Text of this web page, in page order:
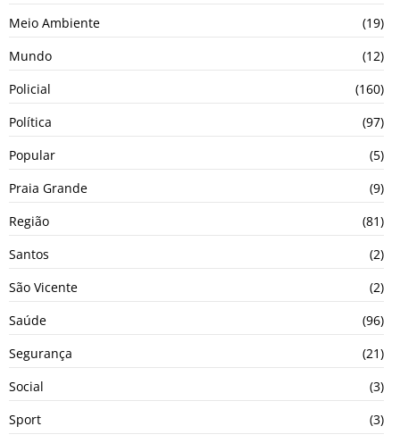
Meio Ambiente
(19)
Mundo
(12)
Policial
(160)
Política
(97)
Popular
(5)
Praia Grande
(9)
Região
(81)
Santos
(2)
São Vicente
(2)
Saúde
(96)
Segurança
(21)
Social
(3)
Sport
(3)